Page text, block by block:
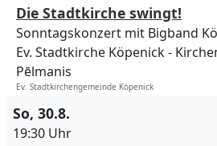
Die Stadtkirche swingt!
Sonntagskonzert mit Bigband
Ev. Stadtkirche Köpenick
Pēlmanis
Ev. Stadtkirchengemeinde Köpenick
So, 30.8.
19:30 Uhr